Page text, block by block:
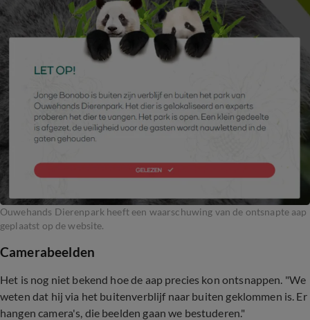
Ouwehands Dierenpark heeft een waarschuwing van de ontsnapte aap
geplaatst op de website.
Camerabeelden
Het is nog niet bekend hoe de aap precies kon ontsnappen. "We
weten dat hij via het buitenverblijf naar buiten geklommen is. Er
hangen camera's, die beelden gaan we bestuderen."